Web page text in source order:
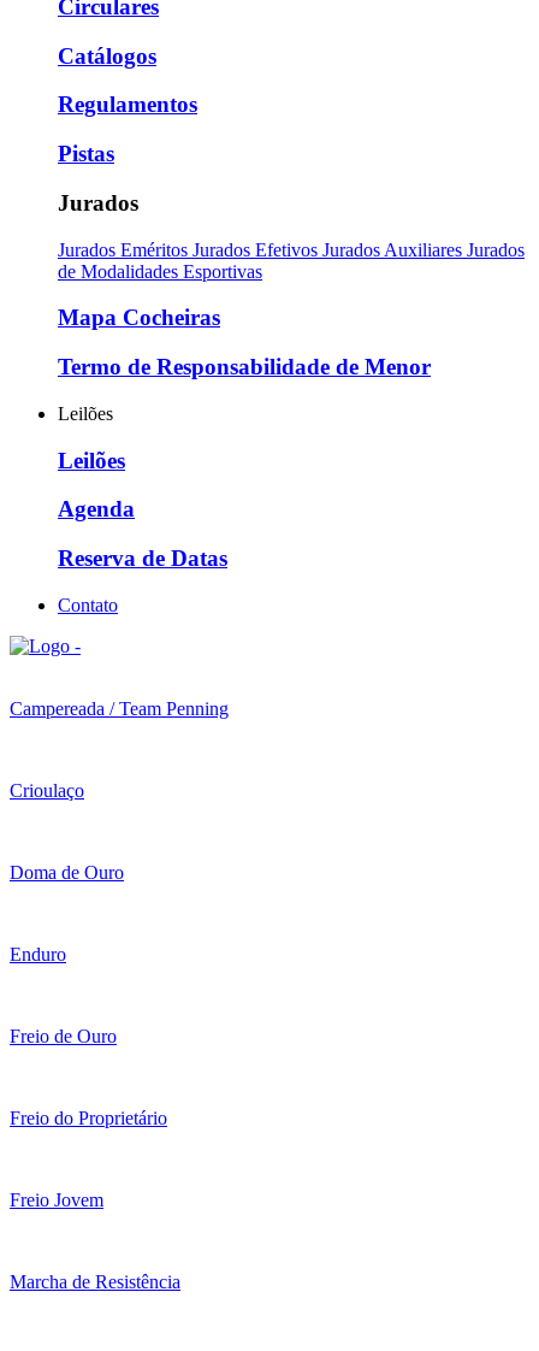
Circulares
Catálogos
Regulamentos
Pistas
Jurados
Jurados Eméritos Jurados Efetivos Jurados Auxiliares Jurados
de Modalidades Esportivas
Mapa Cocheiras
Termo de Responsabilidade de Menor
Leilões
Leilões
Agenda
Reserva de Datas
Contato
Campereada / Team Penning
Crioulaço
Doma de Ouro
Enduro
Freio de Ouro
Freio do Proprietário
Freio Jovem
Marcha de Resistência